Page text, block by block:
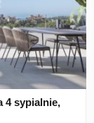
4 sypialnie,